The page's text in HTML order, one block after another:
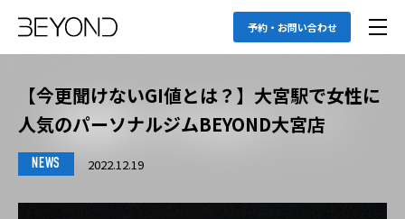
予約・お問い合わせ
【今更聞けないGI値とは？】大宮駅で女性に
人気のパーソナルジムBEYOND大宮店
NEWS 2022.12.19